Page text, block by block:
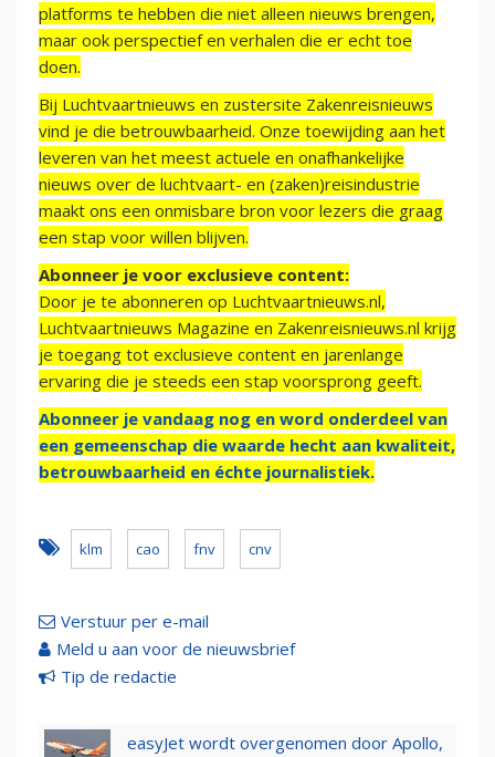
platforms te hebben die niet alleen nieuws brengen,
maar ook perspectief en verhalen die er echt toe
doen.
Bij Luchtvaartnieuws en zustersite Zakenreisnieuws
vind je die betrouwbaarheid. Onze toewijding aan het
leveren van het meest actuele en onafhankelijke
nieuws over de luchtvaart- en (zaken)reisindustrie
maakt ons een onmisbare bron voor lezers die graag
een stap voor willen blijven.
Abonneer je voor exclusieve content:
Door je te abonneren op Luchtvaartnieuws.nl,
Luchtvaartnieuws Magazine en Zakenreisnieuws.nl krijg
je toegang tot exclusieve content en jarenlange
ervaring die je steeds een stap voorsprong geeft.
Abonneer je vandaag nog en word onderdeel van
een gemeenschap die waarde hecht aan kwaliteit,
betrouwbaarheid en échte journalistiek.
klm cao fnv cnv
Verstuur per e-mail
Meld u aan voor de nieuwsbrief
Tip de redactie
easyJet wordt overgenomen door Apollo,